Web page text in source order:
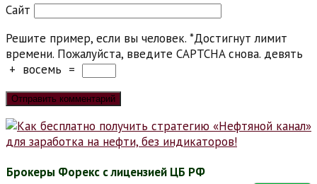
Сайт
Решите пример, если вы человек. *Достигнут лимит
времени. Пожалуйста, введите CAPTCHA снова. девять
+ восемь =
Брокеры Форекс с лицензией ЦБ РФ